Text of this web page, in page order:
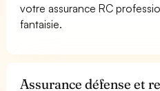
votre assurance RC
fantaisie.
Assurance défense et